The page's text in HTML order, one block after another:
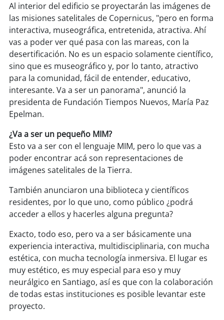
soyarauco
soytemuco
soyvaldivia
soyosorno
soypuertomontt
soy chiloé
Al interior del edificio se proyectarán las imágenes de
las misiones satelitales de Copernicus, "pero en forma
interactiva, museográfica, entretenida, atractiva. Ahí
vas a poder ver qué pasa con las mareas, con la
desertificación. No es un espacio solamente científico,
sino que es museográfico y, por lo tanto, atractivo
para la comunidad, fácil de entender, educativo,
interesante. Va a ser un panorama", anunció la
presidenta de Fundación Tiempos Nuevos, María Paz
Epelman.
¿Va a ser un pequeño MIM?
Esto va a ser con el lenguaje MIM, pero lo que vas a
poder encontrar acá son representaciones de
imágenes satelitales de la Tierra.
También anunciaron una biblioteca y científicos
residentes, por lo que uno, como público ¿podrá
acceder a ellos y hacerles alguna pregunta?
Exacto, todo eso, pero va a ser básicamente una
experiencia interactiva, multidisciplinaria, con mucha
estética, con mucha tecnología inmersiva. El lugar es
muy estético, es muy especial para eso y muy
neurálgico en Santiago, así es que con la colaboración
de todas estas instituciones es posible levantar este
proyecto.